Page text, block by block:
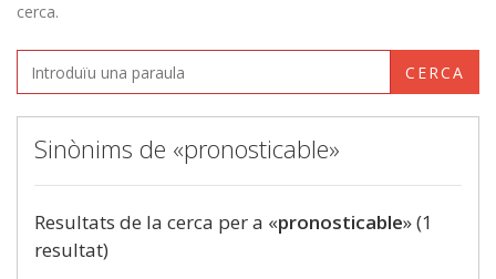
cerca.
CERCA
Sinònims de «pronosticable»
Resultats de la cerca per a «pronosticable» (1
resultat)